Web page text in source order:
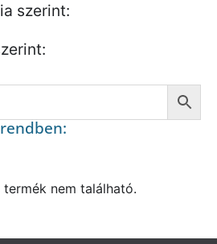
szerint:
nem található.